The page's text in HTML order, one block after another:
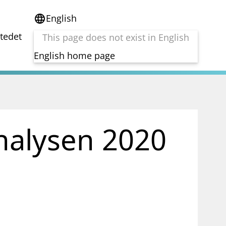
languageEnglish
This page does not exist in English
English home page
Folkefinansiering
Kryptoeiendelsloven (MiCA)
2020